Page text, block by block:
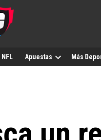
NFL Apuestas Más